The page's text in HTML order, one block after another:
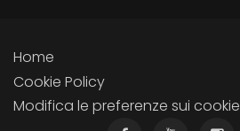
Home
Cookie Policy
Modifica le preferenze sui cookie